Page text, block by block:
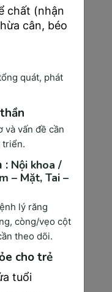
Khám Ngay
Cancer
báo ung thư
Mất trên
thay đổi
Đây là dấu hiệu
đoạn đầu.
Sốt trên 38°C
ứng với thuốc
gặp trong ung
thiện: Cảm giác
đủ giấc. Khác
chứng này
ngơi.
Đau không
thường,
chất (nhận
cân, béo
quát, phát
và vấn đề cần
triển.
: Nội khoa /
– Mặt, Tai –
lý răng
còng/vẹo cột
theo dõi.
cho trẻ
tuổi